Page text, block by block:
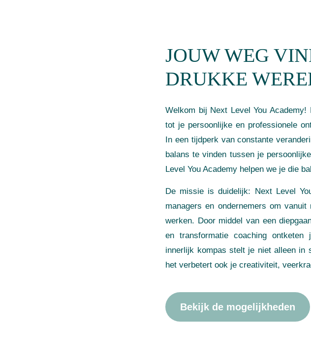
JOUW WEG
DRUKKE
Welkom bij Next Level You
tot je persoonlijke en professionele
In een tijdperk van constante
balans te vinden tussen je
Level You Academy helpen we je die
De missie is duidelijk: Next Level
managers en ondernemers om
werken. Door middel van een
en transformatie coaching
innerlijk kompas stelt je niet alleen in
het verbetert ook je creativiteit,
Bekijk de mogelijkheden